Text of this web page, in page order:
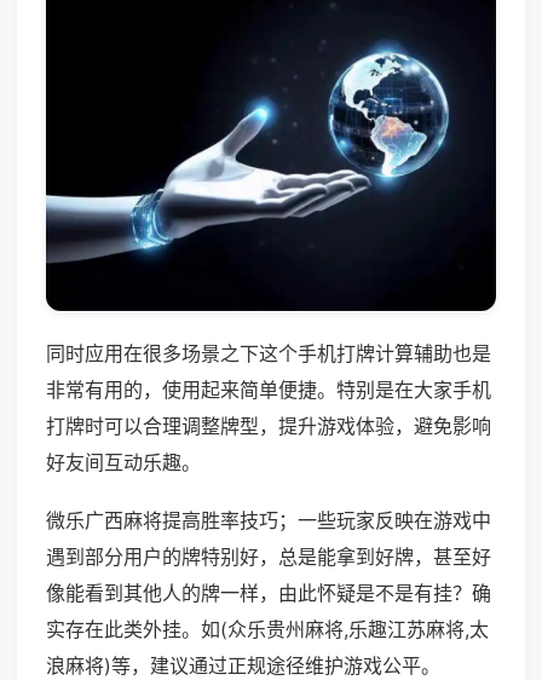
同时应用在很多场景之下这个手机打牌计算辅助也是
非常有用的，使用起来简单便捷。特别是在大家手机
打牌时可以合理调整牌型，提升游戏体验，避免影响
好友间互动乐趣。
微乐广西麻将提高胜率技巧；一些玩家反映在游戏中
遇到部分用户的牌特别好，总是能拿到好牌，甚至好
像能看到其他人的牌一样，由此怀疑是不是有挂？确
实存在此类外挂。如(众乐贵州麻将,乐趣江苏麻将,太
浪麻将)等，建议通过正规途径维护游戏公平。